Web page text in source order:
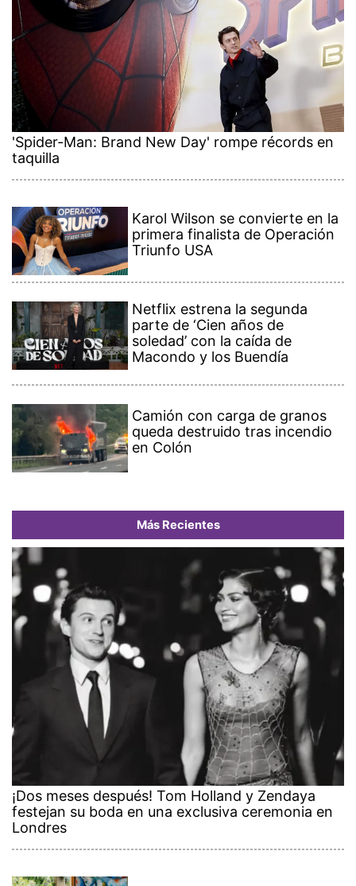
'Spider-Man: Brand New Day' rompe récords en
taquilla
Karol Wilson se convierte en la
primera finalista de Operación
Triunfo USA
Netflix estrena la segunda
parte de ‘Cien años de
soledad’ con la caída de
Macondo y los Buendía
Camión con carga de granos
queda destruido tras incendio
en Colón
Más Recientes
¡Dos meses después! Tom Holland y Zendaya
festejan su boda en una exclusiva ceremonia en
Londres